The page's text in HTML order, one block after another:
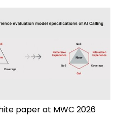
paper at MWC 2026